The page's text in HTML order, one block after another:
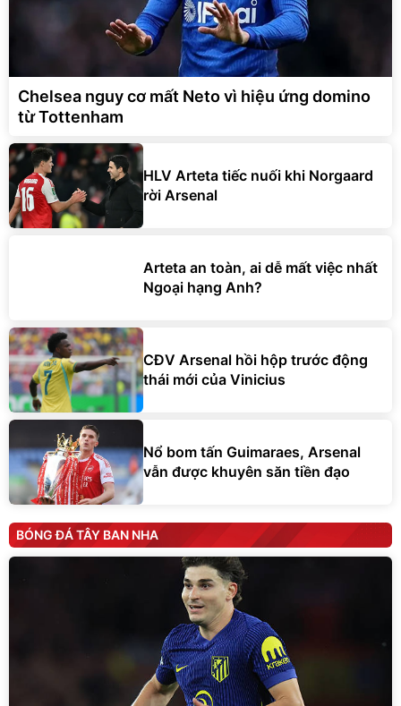
Chelsea nguy cơ mất Neto vì hiệu ứng domino
từ Tottenham
HLV Arteta tiếc nuối khi Norgaard
rời Arsenal
Arteta an toàn, ai dễ mất việc nhất
Ngoại hạng Anh?
CĐV Arsenal hồi hộp trước động
thái mới của Vinicius
Nổ bom tấn Guimaraes, Arsenal
vẫn được khuyên săn tiền đạo
BÓNG ĐÁ TÂY BAN NHA